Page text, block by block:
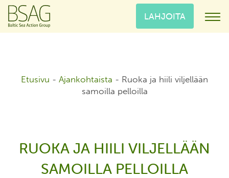
LAHJOITA
Etusivu - Ajankohtaista - Ruoka ja hiili viljellään
samoilla pelloilla
RUOKA JA HIILI VILJELLÄÄN
SAMOILLA PELLOILLA